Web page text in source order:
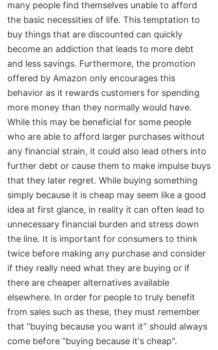
many people find themselves unable to afford
the basic necessities of life. This temptation to
buy things that are discounted can quickly
become an addiction that leads to more debt
and less savings. Furthermore, the promotion
offered by Amazon only encourages this
behavior as it rewards customers for spending
more money than they normally would have.
While this may be beneficial for some people
who are able to afford larger purchases without
any financial strain, it could also lead others into
further debt or cause them to make impulse buys
that they later regret. While buying something
simply because it is cheap may seem like a good
idea at first glance, in reality it can often lead to
unnecessary financial burden and stress down
the line. It is important for consumers to think
twice before making any purchase and consider
if they really need what they are buying or if
there are cheaper alternatives available
elsewhere. In order for people to truly benefit
from sales such as these, they must remember
that “buying because you want it” should always
come before “buying because it's cheap".